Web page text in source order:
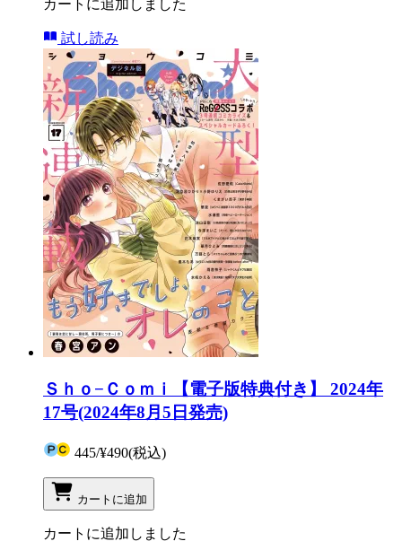
カートに追加しました
試し読み
Ｓｈｏ−Ｃｏｍｉ【電子版特典付き】 2024年
17号(2024年8月5日発売)
445/¥490(税込)
カートに追加
カートに追加しました